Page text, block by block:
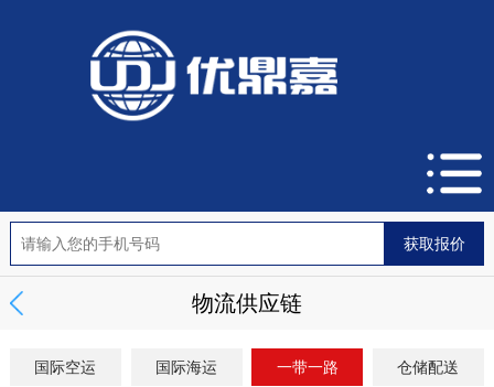
物流供应链
国际空运 国际海运 一带一路 仓储配送